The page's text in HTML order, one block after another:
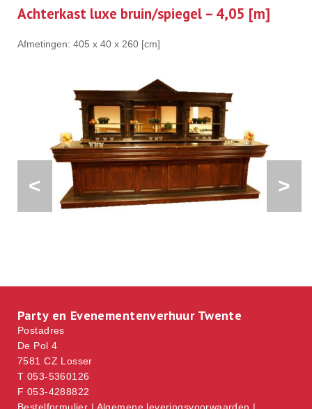
Achterkast luxe bruin/spiegel – 4,05 [m]
Afmetingen: 405 x 40 x 260 [cm]
< >
Party en Evenementenverhuur Twente
Postadres
De Pol 4
7581 CZ Losser
T 053-5360126
F 053-4288822